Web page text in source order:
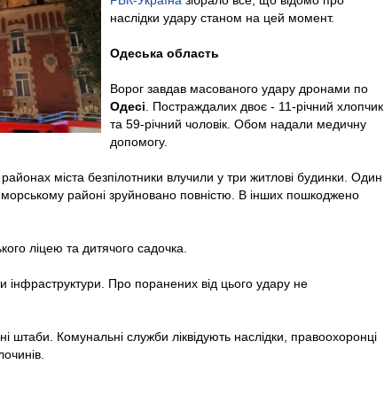
наслідки удару станом на цей момент.
Одеська область
Ворог завдав масованого удару дронами по
Одесі . Постраждалих двоє - 11-річний хлопчик
та 59-річний чоловік. Обом надали медичну
допомогу.
міста безпілотники влучили у три житлові будинки. Один
районі зруйновано повністю. В інших пошкоджено
ліцею та дитячого садочка.
інфраструктури. Про поранених від цього удару не
штаби. Комунальні служби ліквідують наслідки, правоохоронці